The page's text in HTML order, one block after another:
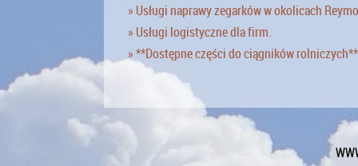
» Usługi naprawy zegarków w okolicach
» Usługi logistyczne dla firm.
» **Dostępne części do ciągników rolniczych**